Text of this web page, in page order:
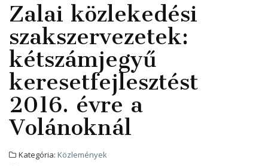
Zalai közlekedési
szakszervezetek:
kétszámjegyű
keresetfejlesztést
2016. évre a
Volánoknál
Kategória: Közlemények